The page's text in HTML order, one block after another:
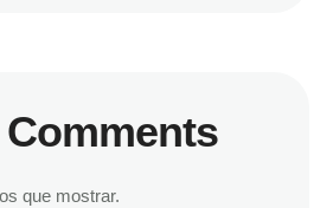
que mostrar.